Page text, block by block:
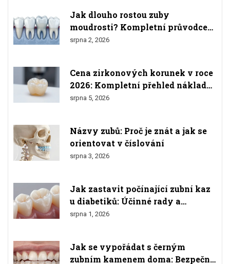
Jak dlouho rostou zuby
moudrosti? Kompletní průvodce
růstem, bolestmi a odstraněním
srpna 2, 2026
Cena zirkonových korunek v roce
2026: Kompletní přehled nákladů
a srovnání
srpna 5, 2026
Názvy zubů: Proč je znát a jak se
orientovat v číslování
srpna 3, 2026
Jak zastavit počínající zubní kaz
u diabetiků: Účinné rady a
prevence
srpna 1, 2026
Jak se vypořádat s černým
zubním kamenem doma: Bezpečné